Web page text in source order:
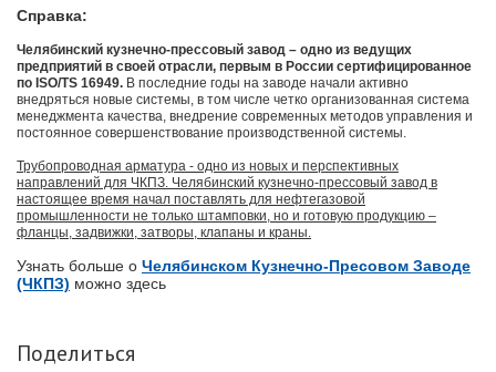
Справка:
Челябинский кузнечно-прессовый завод – одно из ведущих
предприятий в своей отрасли, первым в России сертифицированное
по ISO/TS 16949. В последние годы на заводе начали активно
внедряться новые системы, в том числе четко организованная система
менеджмента качества, внедрение современных методов управления и
постоянное совершенствование производственной системы.
Трубопроводная арматура - одно из новых и перспективных
направлений для ЧКПЗ. Челябинский кузнечно-прессовый завод в
настоящее время начал поставлять для нефтегазовой
промышленности не только штамповки, но и готовую продукцию –
фланцы, задвижки, затворы, клапаны и краны.
Узнать больше о Челябинском Кузнечно-Пресовом Заводе
(ЧКПЗ) можно здесь
Поделиться